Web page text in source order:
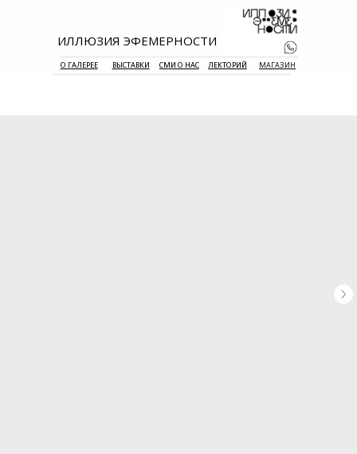
МАГАЗИН
ЛЕКТОРИЙ
СМИ О НАС
ВЫСТАВКИ
О ГАЛЕРЕЕ
ИЛЛЮЗИЯ ЭФЕМЕРНОСТИ